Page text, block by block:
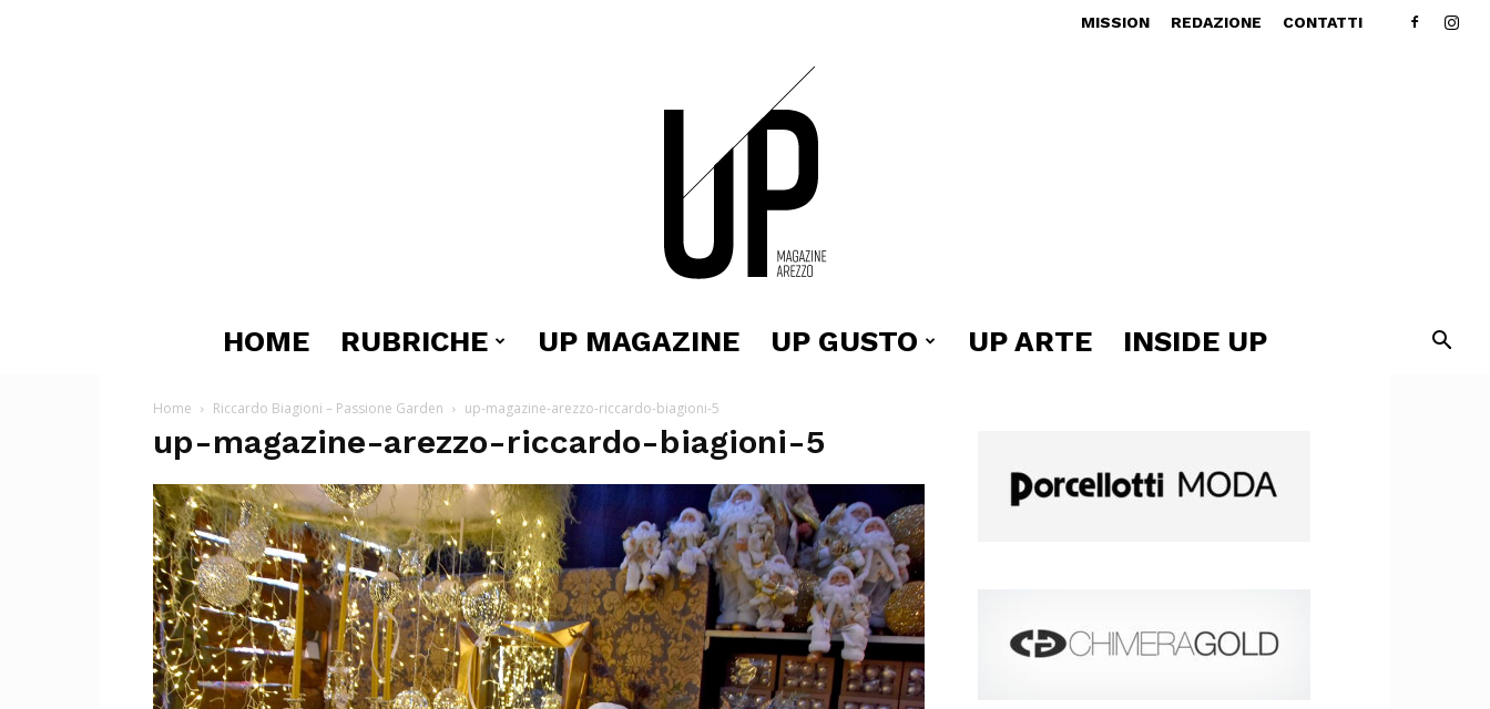
MISSION REDAZIONE CONTATTI
Magazine
HOME RUBRICHE UP MAGAZINE UP GUSTO UP ARTE INSIDE UP
Home Riccardo Biagioni – Passione Garden up-magazine-arezzo-riccardo-biagioni-5
up-magazine-arezzo-riccardo-biagioni-5